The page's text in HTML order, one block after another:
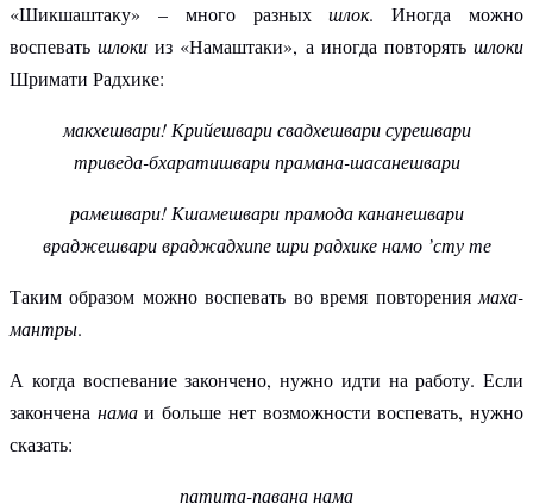
«Шикшаштаку» – много разныхшлок. Иногда можно
воспеватьшлоки из «Намаштаки», а иногда повторятьшлоки
Шримати Радхике:
макхешвари! Крийешвари свадхешвари сурешвари
триведа-бхаратишвари прамана-шасанешвари
рамешвари! Кшамешвари прамода кананешвари
враджешвари враджадхипе шри радхике намо ’сту те
Таким образом можно воспевать во время повторения маха-
мантры.
А когда воспевание закончено, нужно идти на работу. Если
закончена намаи больше нет возможности воспевать, нужно
сказать:
патита-павана нама